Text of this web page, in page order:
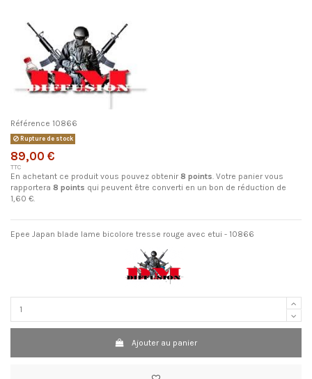
Référence 10866
Rupture de stock
89,00 €
TTC
En achetant ce produit vous pouvez obtenir 8 points. Votre panier vous
rapportera 8 points qui peuvent être converti en un bon de réduction de
1,60 €.
Epee Japan blade lame bicolore tresse rouge avec etui - 10866
Ajouter au panier